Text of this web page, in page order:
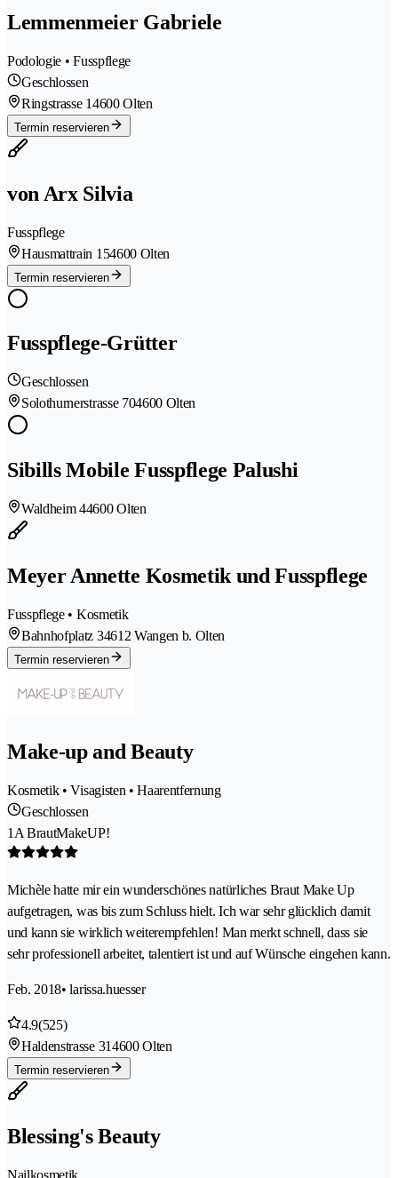
Lemmenmeier Gabriele
Podologie • Fusspflege
Geschlossen
Ringstrasse 14600 Olten
Termin reservieren
von Arx Silvia
Fusspflege
Hausmattrain 154600 Olten
Termin reservieren
Fusspflege-Grütter
Geschlossen
Solothurnerstrasse 704600 Olten
Sibills Mobile Fusspflege Palushi
Waldheim 44600 Olten
Meyer Annette Kosmetik und Fusspflege
Fusspflege • Kosmetik
Bahnhofplatz 34612 Wangen b. Olten
Termin reservieren
Make-up and Beauty
Kosmetik • Visagisten • Haarentfernung
Geschlossen
1A BrautMakeUP!
Michèle hatte mir ein wunderschönes natürliches Braut Make Up
aufgetragen, was bis zum Schluss hielt. Ich war sehr glücklich damit
und kann sie wirklich weiterempfehlen! Man merkt schnell, dass sie
sehr professionell arbeitet, talentiert ist und auf Wünsche eingehen kann.
Feb. 2018• larissa.huesser
4.9(525)
Haldenstrasse 314600 Olten
Termin reservieren
Blessing's Beauty
Nailkosmetik